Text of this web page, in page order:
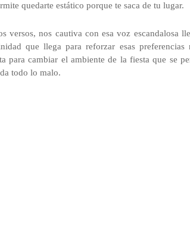
quedarte estático porque te saca de tu lugar.
versos, nos cautiva con esa voz escandalosa
que llega para reforzar esas
para cambiar el ambiente de la fiesta que se
todo lo malo.